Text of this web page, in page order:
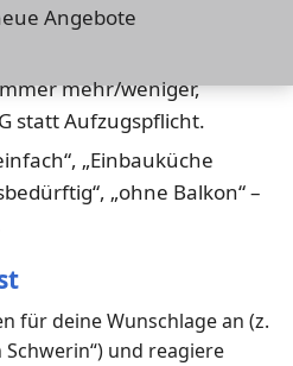
Angebote
mehr/weniger,
statt Aufzugspflicht.
„Einbauküche
„ohne Balkon“ –
für deine Wunschlage an (z.
Schwerin“) und reagiere